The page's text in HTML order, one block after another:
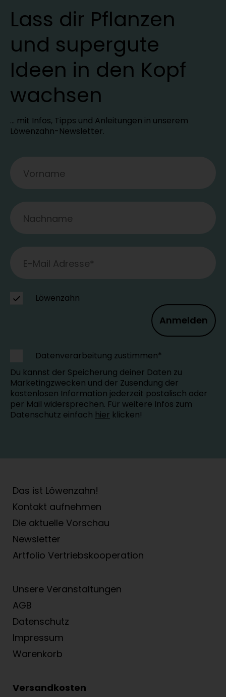
Lass dir Pflanzen
und supergute
Ideen in den Kopf
wachsen
… mit Infos, Tipps und Anleitungen in unserem
Löwenzahn-Newsletter.
Anmelden
Löwenzahn
Datenverarbeitung zustimmen*
Du kannst der Speicherung deiner Daten zu
Marketingzwecken und der Zusendung der
kostenlosen Information jederzeit postalisch oder
per Mail widersprechen. Für weitere Infos zum
Datenschutz einfach hier klicken!
Das ist Löwenzahn!
Kontakt aufnehmen
Die aktuelle Vorschau
Newsletter
Artfolio Vertriebs­kooperation
Unsere Veranstaltungen
AGB
Datenschutz
Impressum
Warenkorb
Versandkosten